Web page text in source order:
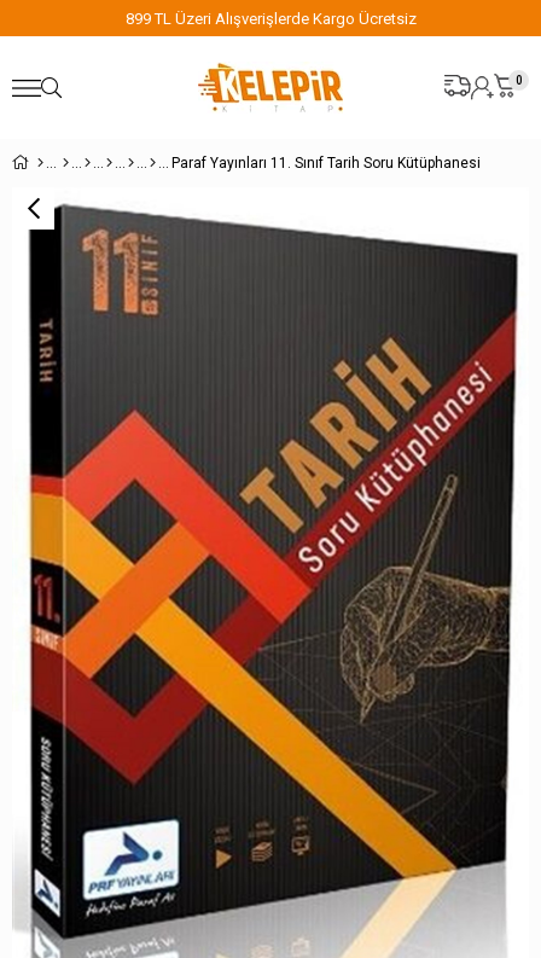
899 TL Üzeri Alışverişlerde Kargo Ücretsiz
0
Paraf Yayınları 11. Sınıf Tarih Soru Kütüphanesi